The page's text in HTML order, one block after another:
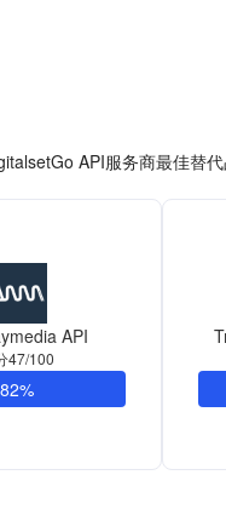
API服务商最佳替代
API
47/100
82%